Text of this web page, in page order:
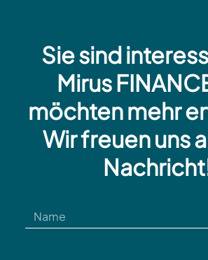
Sie sind
Mirus
möchten mehr
Wir freuen uns